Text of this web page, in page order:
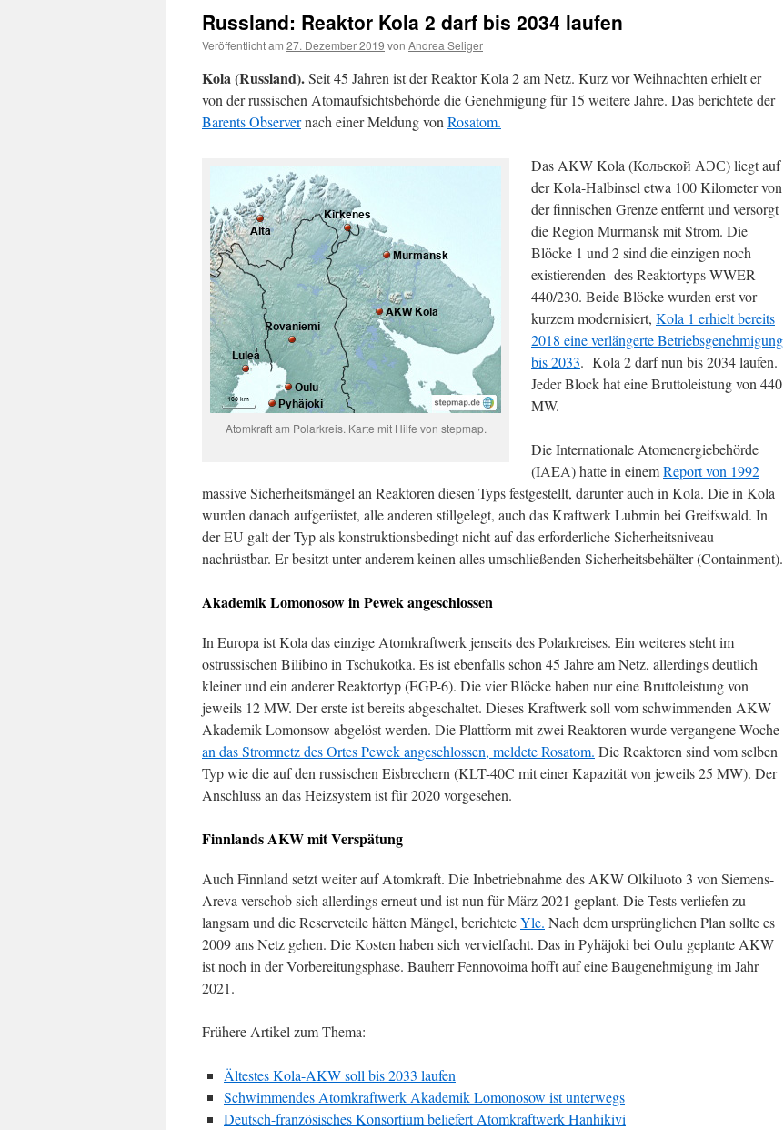
Russland: Reaktor Kola 2 darf bis 2034 laufen
Veröffentlicht am 27. Dezember 2019 von Andrea Seliger
Kola (Russland).Seit 45 Jahren ist der Reaktor Kola 2 am Netz. Kurz vor Weihnachten erhielt er
von der russischen Atomaufsichtsbehörde die Genehmigung für 15 weitere Jahre. Das berichtete der
Barents Observernach einer Meldung von Rosatom.
Atomkraft am Polarkreis. Karte mit Hilfe von stepmap.
Das AKW Kola (Кольской АЭС) liegt auf
der Kola-Halbinsel etwa 100 Kilometer von
der finnischen Grenze entfernt und versorgt
die Region Murmansk mit Strom. Die
Blöcke 1 und 2 sind die einzigen noch
existierenden des Reaktortyps WWER
440/230. Beide Blöcke wurden erst vor
kurzem modernisiert, Kola 1 erhielt bereits
2018 eine verlängerte Betriebsgenehmigung
bis 2033. Kola 2 darf nun bis 2034 laufen.
Jeder Block hat eine Bruttoleistung von 440
MW.
Die Internationale Atomenergiebehörde
(IAEA) hatte in einemReport von 1992
massive Sicherheitsmängel an Reaktoren diesen Typs festgestellt, darunter auch in Kola. Die in Kola
wurden danach aufgerüstet, alle anderen stillgelegt, auch das Kraftwerk Lubmin bei Greifswald. In
der EU galt der Typ als konstruktionsbedingt nicht auf das erforderliche Sicherheitsniveau
nachrüstbar. Er besitzt unter anderem keinen alles umschließenden Sicherheitsbehälter (Containment).
Akademik Lomonosow in Pewek angeschlossen
In Europa ist Kola das einzige Atomkraftwerk jenseits des Polarkreises. Ein weiteres steht im
ostrussischen Bilibino in Tschukotka. Es ist ebenfalls schon 45 Jahre am Netz, allerdings deutlich
kleiner und ein anderer Reaktortyp (EGP-6). Die vier Blöcke haben nur eine Bruttoleistung von
jeweils 12 MW. Der erste ist bereits abgeschaltet. Dieses Kraftwerk soll vom schwimmenden AKW
Akademik Lomonsow abgelöst werden. Die Plattform mit zwei Reaktoren wurde vergangene Woche
an das Stromnetz des Ortes Pewek angeschlossen, meldete Rosatom. Die Reaktoren sind vom selben
Typ wie die auf den russischen Eisbrechern (KLT-40C mit einer Kapazität von jeweils 25 MW). Der
Anschluss an das Heizsystem ist für 2020 vorgesehen.
Finnlands AKW mit Verspätung
Auch Finnland setzt weiter auf Atomkraft. Die Inbetriebnahme des AKW Olkiluoto 3 von Siemens-
Areva verschob sich allerdings erneut und ist nun für März 2021 geplant. Die Tests verliefen zu
langsam und die Reserveteile hätten Mängel, berichteteYle. Nach dem ursprünglichen Plan sollte es
2009 ans Netz gehen. Die Kosten haben sich vervielfacht. Das in Pyhäjoki bei Oulu geplante AKW
ist noch in der Vorbereitungsphase. Bauherr Fennovoima hofft auf eine Baugenehmigung im Jahr
2021.
Frühere Artikel zum Thema:
Ältestes Kola-AKW soll bis 2033 laufen
Schwimmendes Atomkraftwerk Akademik Lomonosow ist unterwegs
Deutsch-französisches Konsortium beliefert Atomkraftwerk Hanhikivi